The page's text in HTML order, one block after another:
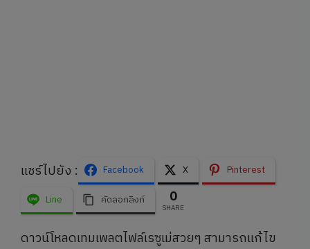
แชร์ไปยัง : Facebook X
Pinterest
Line
คัดลอกลิงก์ 0
SHARE
ดาวน์โหลดเทมเพลตไฟล์เรซูเม่สวยๆ สามารถแก้ไข